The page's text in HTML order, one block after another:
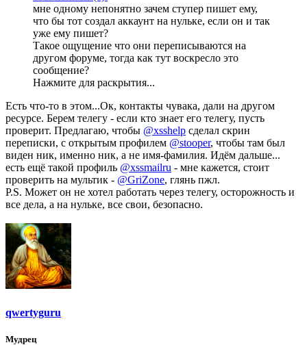
мне одному непонятно зачем ступер пишет ему,
что бы тот создал аккаунт на нульке, если он и так
уже ему пишет?
Такое ощущение что они переписываются на
другом форуме, тогда как тут воскресло это
сообщение?
Нажмите для раскрытия...
Есть что-то в этом...Ок, контакты чувака, дали на другом
ресурсе. Берем телегу - если кто знает его телегу, пусть
проверит. Предлагаю, чтобы @xsshelp сделал скрин
переписки, с открытым профилем @stooper, чтобы там был
виден ник, именно ник, а не имя-фамилия. Идём дальше...
есть ещё такой профиль @xssmailru - мне кажется, стоит
проверить на мультик - @GriZone, глянь пжл.
P.S. Может он не хотел работать через телегу, осторожность и
все дела, а на нульке, все свои, безопасно.
qwertyguru
Мудрец